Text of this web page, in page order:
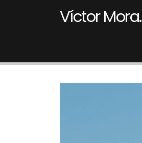
Víctor Mora.